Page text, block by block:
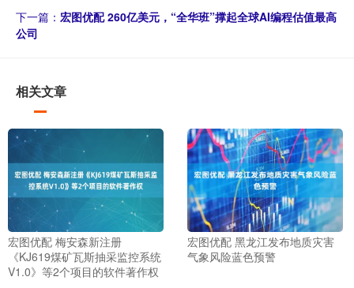
下一篇： 宏图优配 260亿美元，“全华班”撑起全球AI编程估值最高
公司
相关文章
宏图优配 梅安森新注册
《KJ619煤矿瓦斯抽采监控系统
V1.0》等2个项目的软件著作权
宏图优配 黑龙江发布地质灾害
气象风险蓝色预警